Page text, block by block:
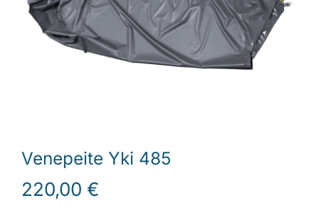
Laiturit
Asiakaskokemuksia
Venepeite Yki 485
220,00 €